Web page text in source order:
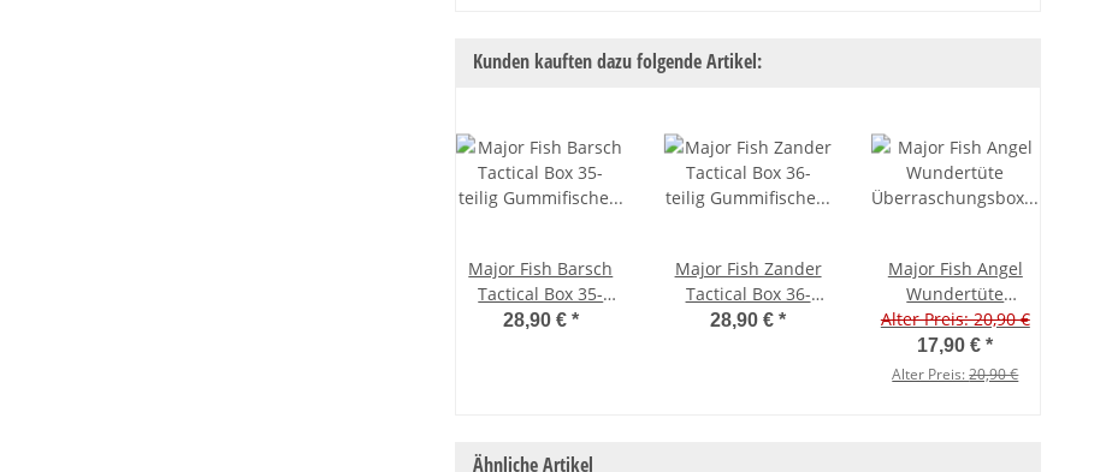
Kunden kauften dazu folgende Artikel:
Major Fish Barsch
Tactical Box 35-
teilig Gummifische
28,90 € *
Major Fish Zander
Tactical Box 36-
teilig Gummifische
28,90 €*
Major Fish Angel
Wundertüte
Überraschungsbox
Geschenk Angeln
Alter Preis: 20,90 €
17,90 €*
Alter Preis:20,90 €
Ähnliche Artikel